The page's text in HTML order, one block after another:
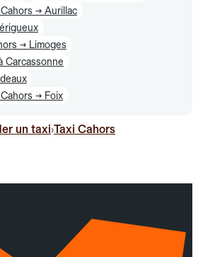
→ Aurillac
→ Limoges
Carcassonne
→ Foix
un taxi›Taxi Cahors